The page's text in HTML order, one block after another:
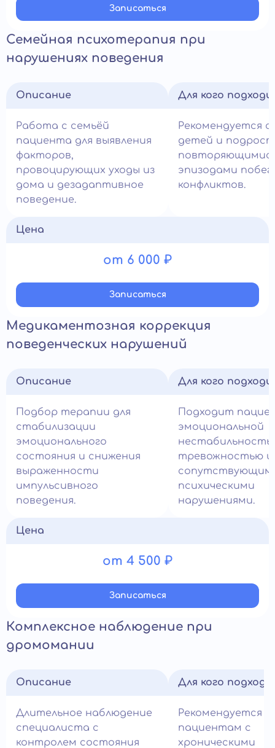
Записатьcя
Семейная психотерапия при
нарушениях поведения
Описание
Работа с семьёй
пациента для выявления
факторов,
провоцирующих уходы из
дома и дезадаптивное
поведение.
Для кого
Рекомендуется
детей и
эпизодами
конфликтов.
Цена
от 6 000 ₽
Записатьcя
Медикаментозная коррекция
поведенческих нарушений
Описание
Подбор терапии для
стабилизации
эмоционального
состояния и снижения
выраженности
импульсивного
поведения.
Для кого
Подходит
эмоциональной
тревожностью и
психическими
нарушениями.
Цена
от 4 500 ₽
Записатьcя
Комплексное наблюдение при
дромомании
Описание
Длительное наблюдение
специалиста с
контролем состояния
Для кого
Рекомендуется
пациентам с
хроническими